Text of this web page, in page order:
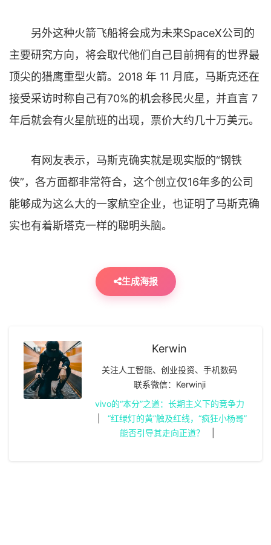
另外这种火箭飞船将会成为未来SpaceX公司的
主要研究方向，将会取代他们自己目前拥有的世界最
顶尖的猎鹰重型火箭。2018 年 11 月底，马斯克还在
接受采访时称自己有70%的机会移民火星，并直言 7
年后就会有火星航班的出现，票价大约几十万美元。
有网友表示，马斯克确实就是现实版的“钢铁
侠”，各方面都非常符合，这个创立仅16年多的公司
能够成为这么大的一家航空企业，也证明了马斯克确
实也有着斯塔克一样的聪明头脑。
生成海报
Kerwin
关注人工智能、创业投资、手机数码
联系微信：Kerwinji
vivo的“本分”之道：长期主义下的竞争力
“红绿灯的黄”触及红线，“疯狂小杨哥”
能否引导其走向正道？